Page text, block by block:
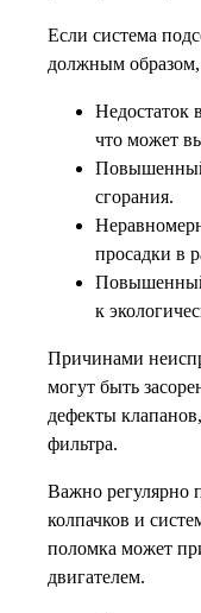
Если система
должным
Недостаток
что может
Повышенный
сгорания.
просадки в
к
Причинами
могут быть
дефекты
фильтра.
Важно регулярно
колпачков и
поломка может
двигателем.